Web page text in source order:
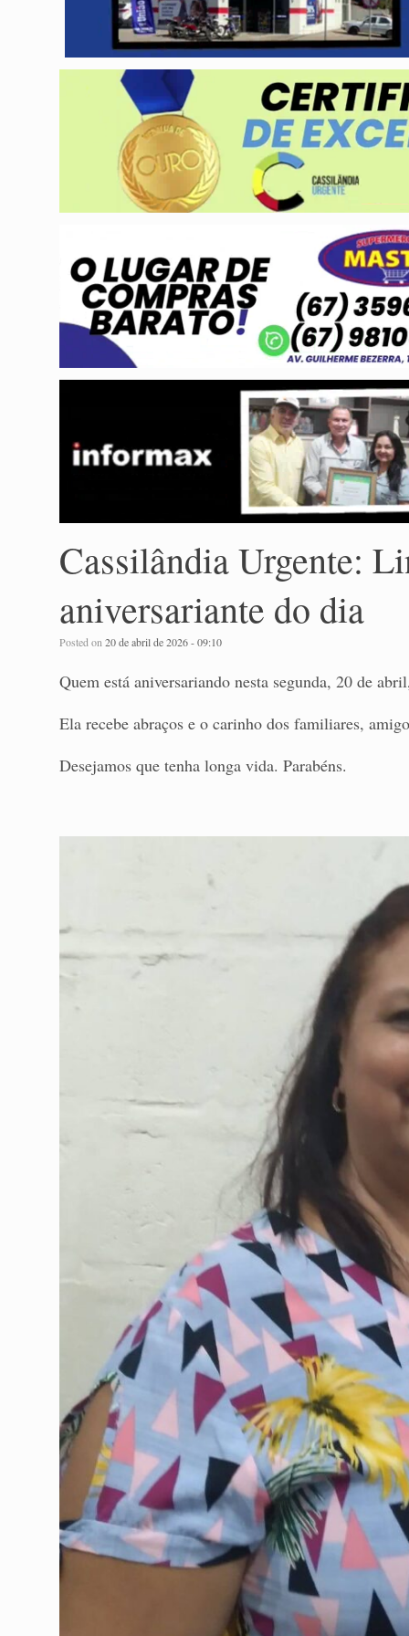
Cassilândia Urgente:
aniversariante do dia
Posted on20 de abril de 2026 - 09:10
Quem está aniversariando nesta segunda, 20 de
Ela recebe abraços e o carinho dos familiares,
Desejamos que tenha longa vida. Parabéns.